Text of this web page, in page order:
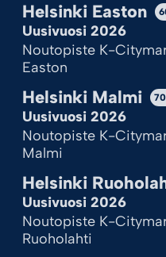
JACKPOT
Lisää ostoskoriin
Helsinki Easton
Uusivuosi 2026
Noutopiste K-
Easton
Helsinki Malmi
Uusivuosi 2026
Noutopiste K-
Malmi
Helsinki
Uusivuosi 2026
Noutopiste K-
Ruoholahti